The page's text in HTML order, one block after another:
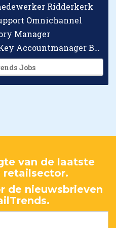
Ridderkerk
Omnichannel
Manager
Checkpoint Systems Key Accountmanager Benelux
Jobs
van de laatste
retailsector.
de nieuwsbrieven